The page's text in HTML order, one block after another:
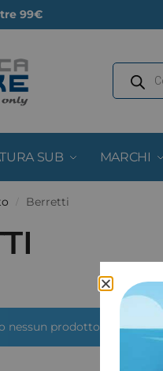
99€
SUB MARCHI
Berretti
nessun prodotto che